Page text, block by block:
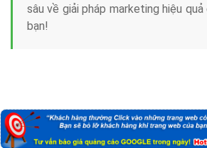
sâu về giải pháp marketing hiệu
bạn!